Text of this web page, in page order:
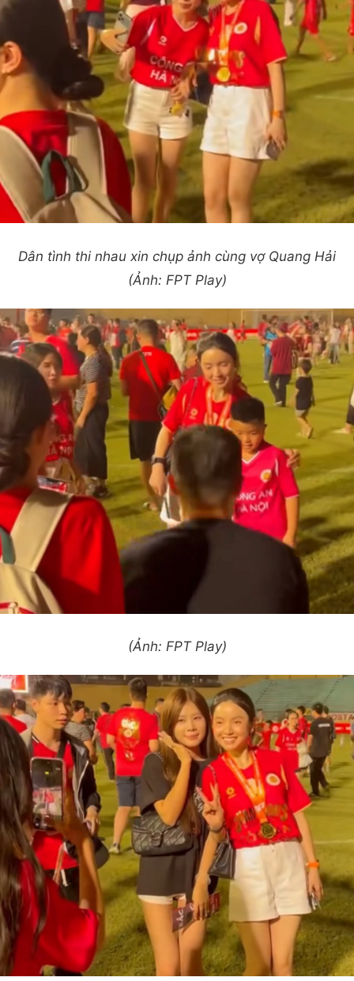
Dân tình thi nhau xin chụp ảnh cùng vợ Quang Hải
(Ảnh: FPT Play)
(Ảnh: FPT Play)